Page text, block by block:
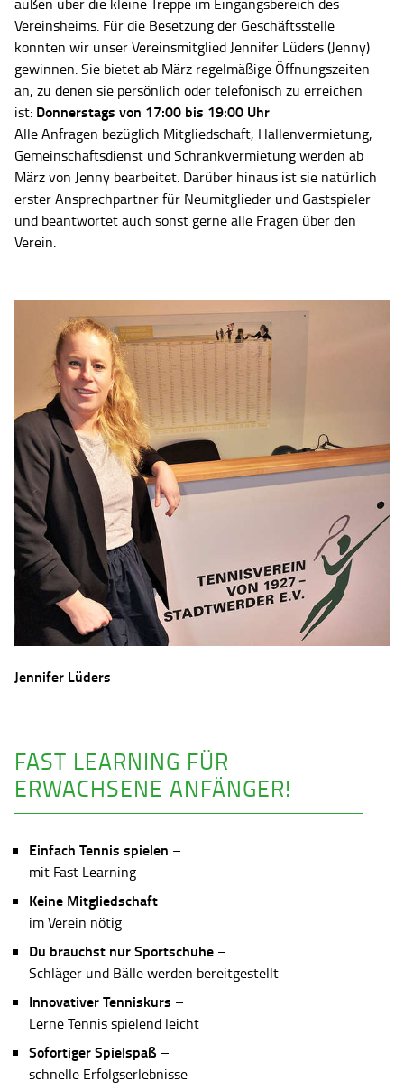
außen über die kleine Treppe im Eingangsbereich des
Vereinsheims. Für die Besetzung der Geschäftsstelle
konnten wir unser Vereinsmitglied Jennifer Lüders (Jenny)
gewinnen. Sie bietet ab März regelmäßige Öffnungszeiten
an, zu denen sie persönlich oder telefonisch zu erreichen
ist: Donnerstags von 17:00 bis 19:00 Uhr
Alle Anfragen bezüglich Mitgliedschaft, Hallenvermietung,
Gemeinschaftsdienst und Schrankvermietung werden ab
März von Jenny bearbeitet. Darüber hinaus ist sie natürlich
erster Ansprechpartner für Neumitglieder und Gastspieler
und beantwortet auch sonst gerne alle Fragen über den
Verein.
Jennifer Lüders
FAST LEARNING FÜR
ERWACHSENE ANFÄNGER!
Einfach Tennis spielen –
mit Fast Learning
Keine Mitgliedschaft
im Verein nötig
Du brauchst nur Sportschuhe –
Schläger und Bälle werden bereitgestellt
Innovativer Tenniskurs –
Lerne Tennis spielend leicht
Sofortiger Spielspaß –
schnelle Erfolgserlebnisse